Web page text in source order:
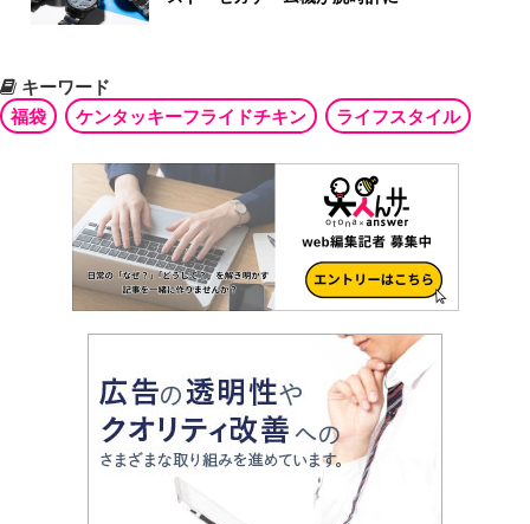
キーワード
福袋
ケンタッキーフライドチキン ライフスタイル